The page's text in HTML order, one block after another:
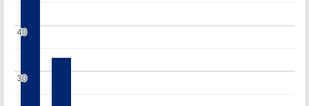
30
30
40
40